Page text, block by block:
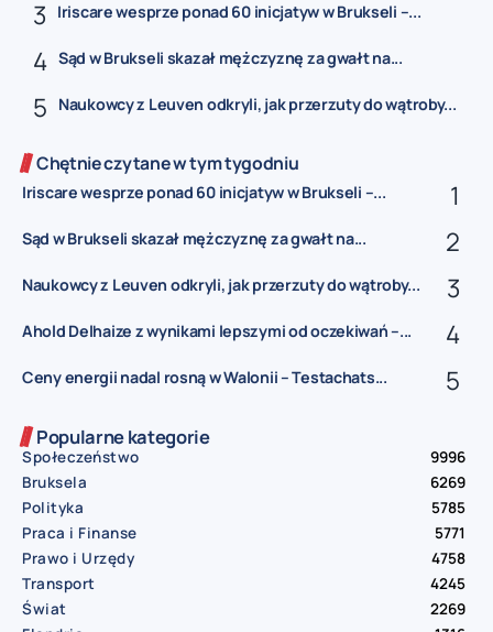
Iriscare wesprze ponad 60 inicjatyw w Brukseli –...
Sąd w Brukseli skazał mężczyznę za gwałt na...
Naukowcy z Leuven odkryli, jak przerzuty do wątroby...
Chętnie czytane w tym tygodniu
Iriscare wesprze ponad 60 inicjatyw w Brukseli –...
Sąd w Brukseli skazał mężczyznę za gwałt na...
Naukowcy z Leuven odkryli, jak przerzuty do wątroby...
Ahold Delhaize z wynikami lepszymi od oczekiwań –...
Ceny energii nadal rosną w Walonii – Testachats...
Popularne kategorie
Społeczeństwo
9996
Bruksela
6269
Polityka
5785
Praca i Finanse
5771
Prawo i Urzędy
4758
Transport
4245
Świat
2269